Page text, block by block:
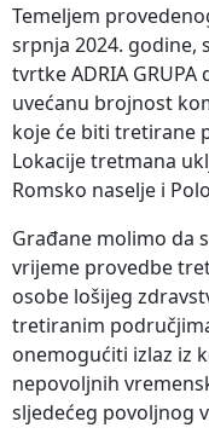
Temeljem
srpnja 2024. godine,
tvrtke ADRIA
uvećanu brojnost
koje će biti tretirane
Lokacije tretmana
Romsko naselje i
Građane molimo da
vrijeme provedbe
osobe lošijeg
tretiranim
onemogućiti izlaz iz
nepovoljnih
sljedećeg povoljnog